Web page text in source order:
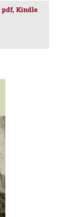
pdf, Kindle